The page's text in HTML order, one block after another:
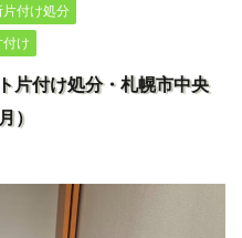
付け処分
け
片付け処分・札幌市中央
）